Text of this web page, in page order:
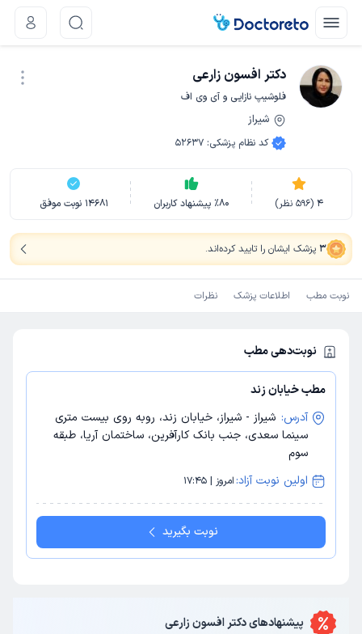
دکتر افسون زارعی
فلوشیپ نازایی و آی وی اف
شیراز
کد نظام پزشکی:
52637
4
(
596 نظر) ٪80 پیشنهاد کاربران 14681 نوبت موفق
3 پزشک ایشان را تایید کرده‌اند.
نوبت مطب اطلاعات پزشک نظرات
نوبت‌دهی مطب
مطب خیابان زند
آدرس: شیراز - شیراز، خیابان زند، روبه روی بیست متری
سینما سعدی، جنب بانک کارآفرین، ساختمان آریا، طبقه
سوم
اولین نوبت آزاد: امروز | 17:45
نوبت بگیرید
پیشنهاد‌هایدکتر افسون زارعی